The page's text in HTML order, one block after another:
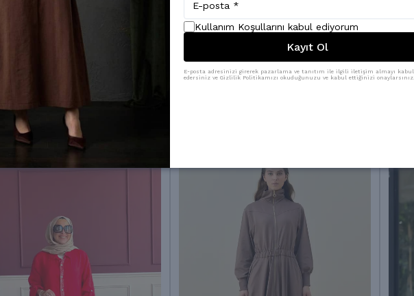
Kullanım Koşullarını kabul ediyorum
Kayıt Ol
E-posta adresinizi girerek pazarlama ve tanıtım ile ilgili iletişim almayı kabul
edersiniz ve Gizlilik Politikamızı okuduğunuzu ve kabul ettiğinizi onaylarsınız.